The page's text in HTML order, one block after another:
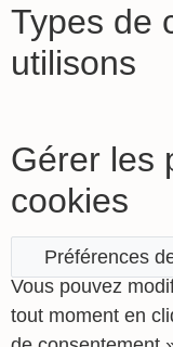
Types de
utilisons
Gérer les
cookies
Préférences
Vous pouvez
tout moment en